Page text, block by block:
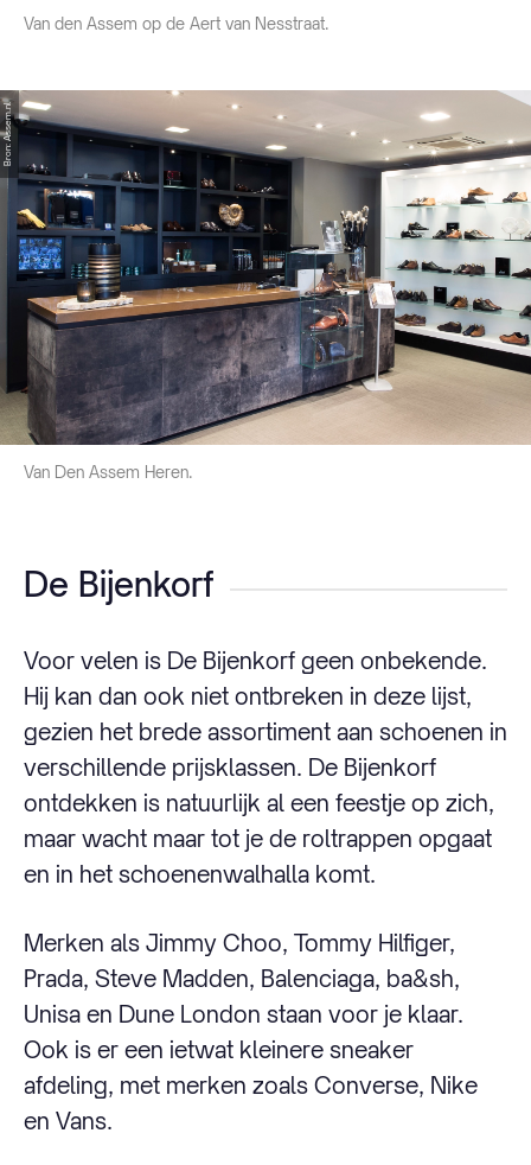
Van den Assem op de Aert van Nesstraat.
Van Den Assem Heren.
Bron: Assem.nl
De Bijenkorf
Voor velen is De Bijenkorf geen onbekende.
Hij kan dan ook niet ontbreken in deze lijst,
gezien het brede assortiment aan schoenen in
verschillende prijsklassen. De Bijenkorf
ontdekken is natuurlijk al een feestje op zich,
maar wacht maar tot je de roltrappen opgaat
en in het schoenenwalhalla komt.
Merken als Jimmy Choo, Tommy Hilfiger,
Prada, Steve Madden, Balenciaga, ba&sh,
Unisa en Dune London staan voor je klaar.
Ook is er een ietwat kleinere sneaker
afdeling, met merken zoals Converse, Nike
en Vans.